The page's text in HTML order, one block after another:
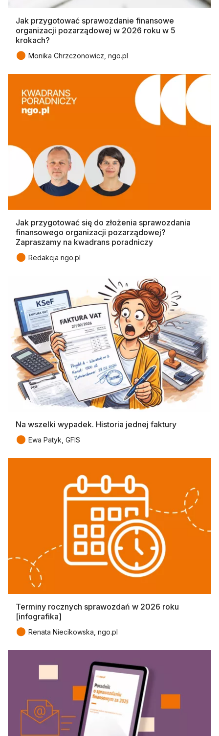
Jak przygotować sprawozdanie finansowe
organizacji pozarządowej w 2026 roku w 5
krokach?
● Monika Chrzczonowicz, ngo.pl
Jak przygotować się do złożenia sprawozdania
finansowego organizacji pozarządowej?
Zapraszamy na kwadrans poradniczy
● Redakcja ngo.pl
Na wszelki wypadek. Historia jednej faktury
● Ewa Patyk, GFIS
Terminy rocznych sprawozdań w 2026 roku
[infografika]
● Renata Niecikowska, ngo.pl